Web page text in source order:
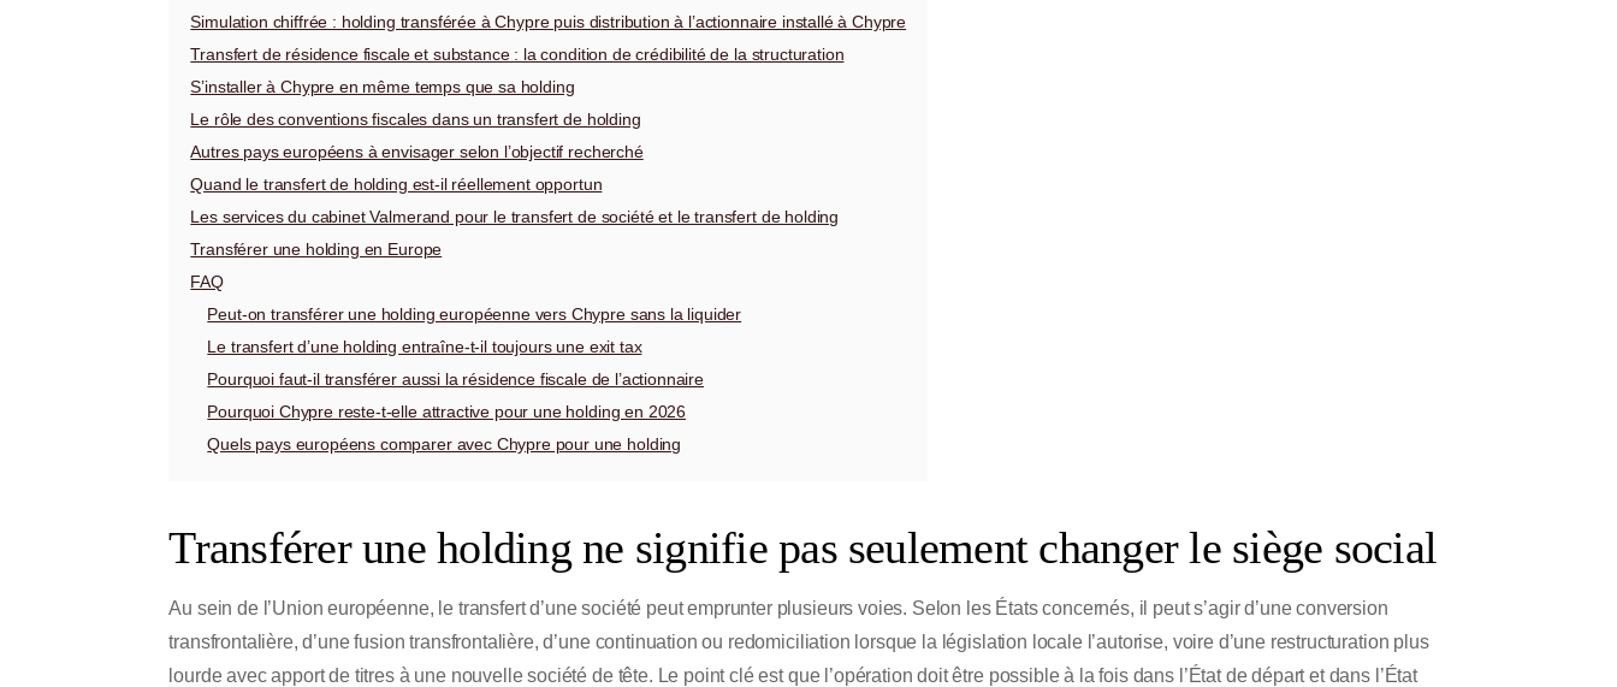
Simulation chiffrée : holding transférée à Chypre puis distribution à l’actionnaire installé à Chypre
Transfert de résidence fiscale et substance : la condition de crédibilité de la structuration
S’installer à Chypre en même temps que sa holding
Le rôle des conventions fiscales dans un transfert de holding
Autres pays européens à envisager selon l’objectif recherché
Quand le transfert de holding est-il réellement opportun
Les services du cabinet Valmerand pour le transfert de société et le transfert de holding
Transférer une holding en Europe
FAQ
Peut-on transférer une holding européenne vers Chypre sans la liquider
Le transfert d’une holding entraîne-t-il toujours une exit tax
Pourquoi faut-il transférer aussi la résidence fiscale de l’actionnaire
Pourquoi Chypre reste-t-elle attractive pour une holding en 2026
Quels pays européens comparer avec Chypre pour une holding
Transférer une holding ne signifie pas seulement changer le siège social
Au sein de l’Union européenne, le transfert d’une société peut emprunter plusieurs voies. Selon les États concernés, il peut s’agir d’une conversion
transfrontalière, d’une fusion transfrontalière, d’une continuation ou redomiciliation lorsque la législation locale l’autorise, voire d’une restructuration plus
lourde avec apport de titres à une nouvelle société de tête. Le point clé est que l’opération doit être possible à la fois dans l’État de départ et dans l’État